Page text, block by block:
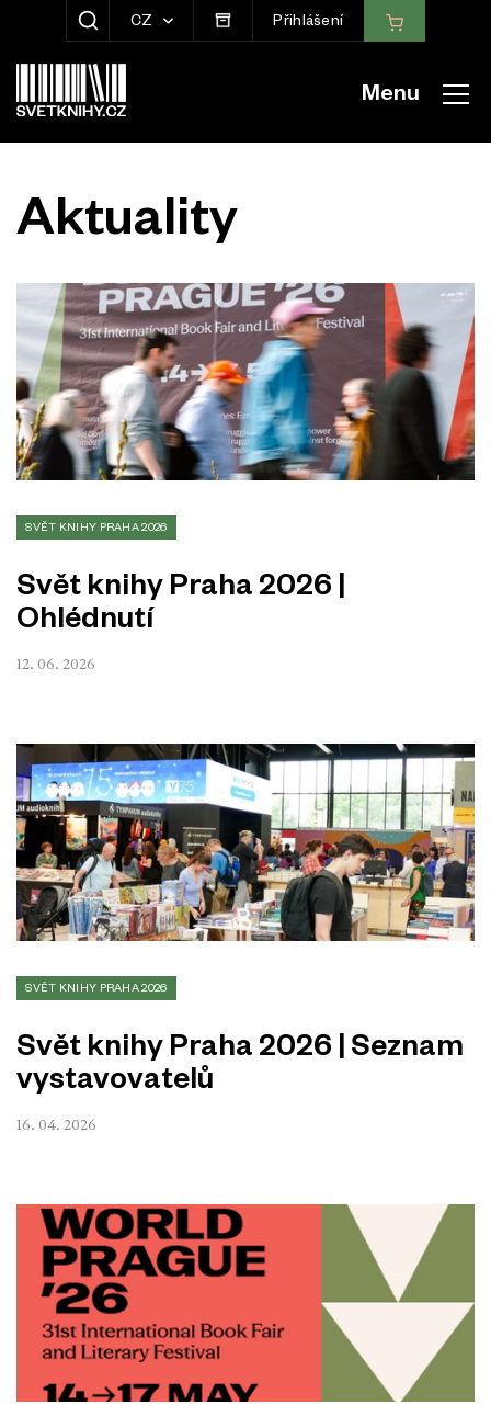
ZOBRAZIT HLEDÁNÍ
CZ Přihlášení
Menu
Aktuality
SVĚT KNIHY PRAHA 2026
Svět knihy Praha 2026 |
Ohlédnutí
12. 06. 2026
SVĚT KNIHY PRAHA 2026
Svět knihy Praha 2026 | Seznam
vystavovatelů
16. 04. 2026